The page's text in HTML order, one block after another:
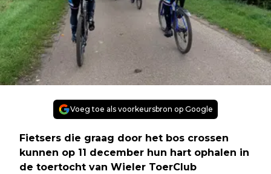
Voeg toe als voorkeursbron op Google
Fietsers die graag door het bos crossen
kunnen op 11 december hun hart ophalen in
de toertocht van Wieler ToerClub